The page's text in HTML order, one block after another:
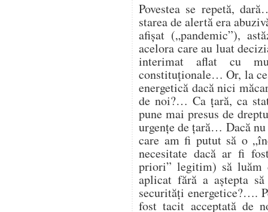
Povestea se repetă,
starea de alertă era
afișat („pandemic”),
acelora care au luat
interimat aflat cu
constituționale… Or, la
energetică dacă nici
de noi?… Ca țară, ca
pune mai presus de
urgențe de țară… Dacă
care am fi putut să o
necesitate dacă ar fi
priori” legitim) să luăm
aplicat fără a aștepta
securități energetice?….
fost tacit acceptată de